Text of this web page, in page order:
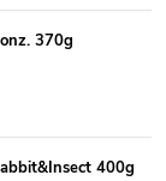
370g
400g